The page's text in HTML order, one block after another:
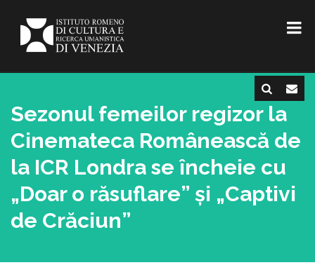
Sezonul femeilor regizor la
Cinemateca Românească de
la ICR Londra se încheie cu
„Doar o răsuflare” și „Captivi
de Crăciun”